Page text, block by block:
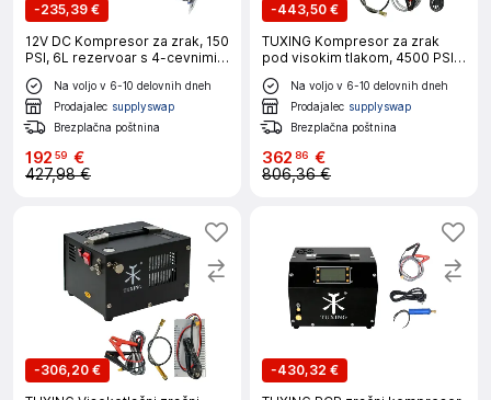
-235,39 €
12V DC Kompresor za zrak, 150
PSI, 6L rezervoar s 4-cevnimi
rogovoma, Modrá, EU
Na voljo v 6-10 delovnih dneh
Prodajalec supplyswap
Brezplačna poštnina
192 59 €
427,98 €
-443,50 €
TUXING Kompresor za zrak
pod visokim tlakom, 4500 PSI,
več možnosti napajanja,
TXET063, 220V
Na voljo v 6-10 delovnih dneh
Prodajalec supplyswap
Brezplačna poštnina
362 86 €
806,36 €
-306,20 €
-430,32 €